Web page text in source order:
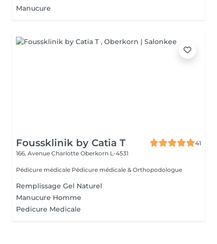
Manucure
Foussklinik by Catia T
41
166, Avenue Charlotte Oberkorn L-4531
Pédicure médicale Pédicure médicale & Orthopodologue
Remplissage Gel Naturel
Manucure Homme
Pedicure Medicale